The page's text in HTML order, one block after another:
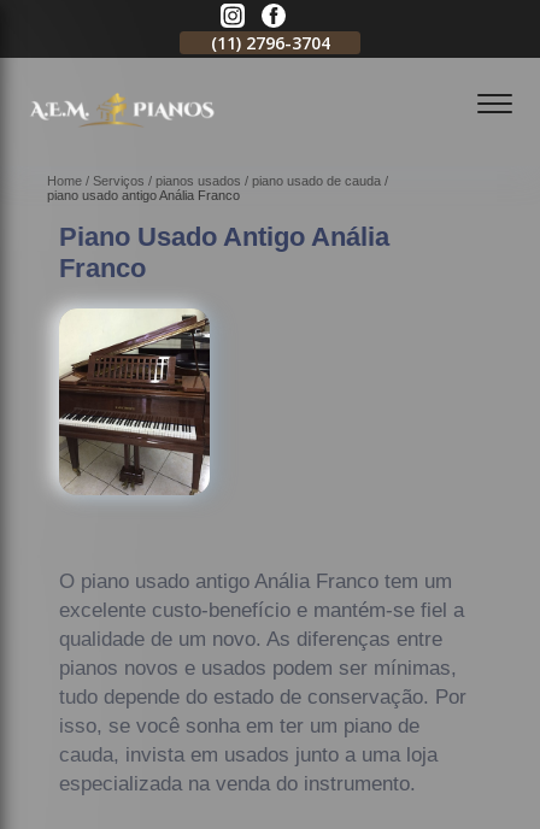
(11) 2796-3704
Home Serviços pianos usados
piano usado de cauda
piano usado antigo Anália Franco
Piano Usado Antigo Anália
Franco
O piano usado antigo Anália Franco tem um
excelente custo-benefício e mantém-se fiel a
qualidade de um novo. As diferenças entre
pianos novos e usados podem ser mínimas,
tudo depende do estado de conservação. Por
isso, se você sonha em ter um piano de
cauda, invista em usados junto a uma loja
especializada na venda do instrumento.